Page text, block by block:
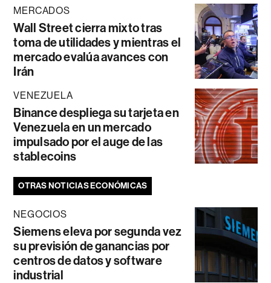
MERCADOS
Wall Street cierra mixto tras
toma de utilidades y mientras el
mercado evalúa avances con
Irán
VENEZUELA
Binance despliega su tarjeta en
Venezuela en un mercado
impulsado por el auge de las
stablecoins
OTRAS NOTICIAS ECONÓMICAS
NEGOCIOS
Siemens eleva por segunda vez
su previsión de ganancias por
centros de datos y software
industrial